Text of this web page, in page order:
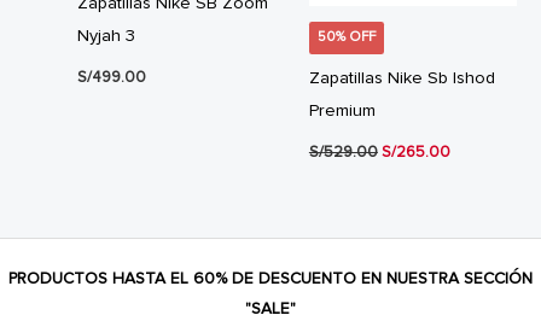
Nyjah 3
S/499.00
50% OFF
Zapatillas Nike Sb Ishod
Premium
S/529.00 El
S/265.00El
PRODUCTOS HASTA EL 60% DE DESCUENTO EN NUESTRA SECCIÓN
"SALE"